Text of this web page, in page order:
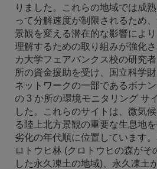
りました。これらの地域では成
って分解速度が制限されるため
景観を変える潜在的な影響によ
理解するための取り組みが強化
カ大学フェアバンクス校の研究
所の資金援助を受け、国立科学
ネットワークの一部であるボナ
の 3 か所の環境モニタリング サ
した。これらのサイトは、微気
る陸上北方景観の重要な生息地
劣化の年代順に位置しています
ロトウヒ林 (クロトウヒの森がそ
した永久凍土の地域)、永久凍土